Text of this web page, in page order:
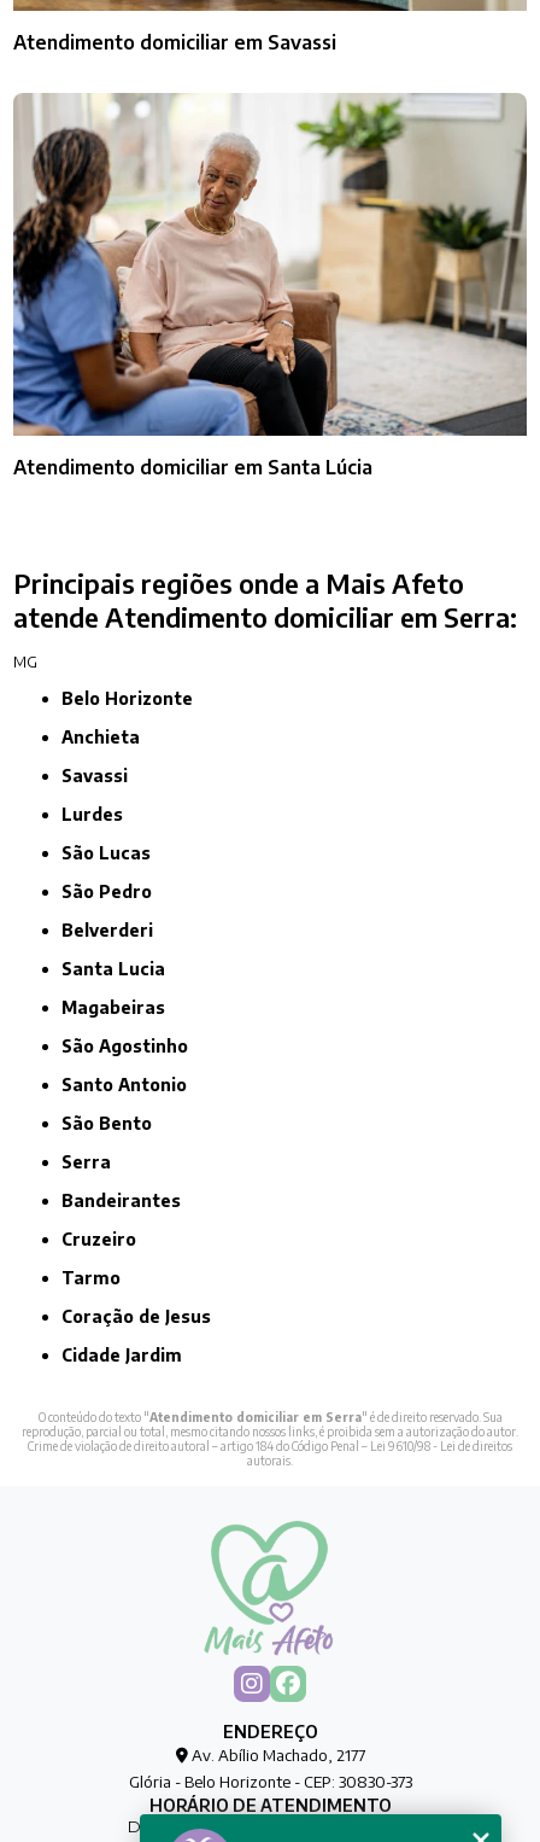
Atendimento domiciliar em Savassi
Atendimento domiciliar em Santa Lúcia
Principais regiões onde a Mais Afeto
atende Atendimento domiciliar em Serra:
MG
Belo Horizonte
Anchieta
Savassi
Lurdes
São Lucas
São Pedro
Belverderi
Santa Lucia
Magabeiras
São Agostinho
Santo Antonio
São Bento
Serra
Bandeirantes
Cruzeiro
Tarmo
Coração de Jesus
Cidade Jardim
O conteúdo do texto "Atendimento domiciliar em Serra" é de direito reservado. Sua
reprodução, parcial ou total, mesmo citando nossos links, é proibida sem a autorização do autor.
Crime de violação de direito autoral – artigo 184 do Código Penal – Lei 9610/98 - Lei de direitos
autorais
ENDEREÇO
Av. Abílio Machado, 2177
Glória - Belo Horizonte - CEP: 30830-373
HORÁRIO DE ATENDIMENTO
De Segunda à Sexta das 00h às 00h